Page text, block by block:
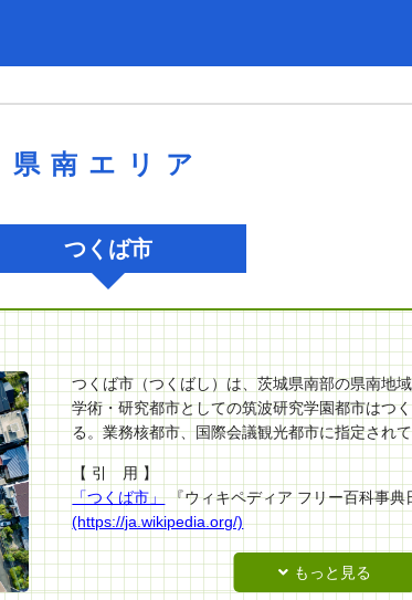
県南エリア
つくば市
つくば市（つくばし）は、茨城県南部の県南地
学術・研究都市としての筑波研究学園都市はつ
る。業務核都市、国際会議観光都市に指定され
【 引 用 】
「つくば市」『ウィキペディア フリー百科事典
(https://ja.wikipedia.org/)
アクセス日時(日本時間)：2021年04月27日